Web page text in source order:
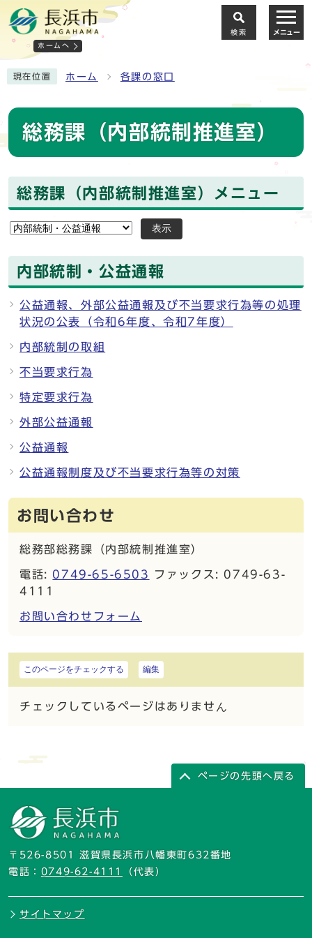
ホームへ
検索 メニュー
現在位置 ホーム 各課の窓口
総務課（内部統制推進室）
総務課（内部統制推進室）メニュー
表示
内部統制・公益通報
公益通報、外部公益通報及び不当要求行為等の処理
状況の公表（令和6年度、令和7年度）
内部統制の取組
不当要求行為
特定要求行為
外部公益通報
公益通報
公益通報制度及び不当要求行為等の対策
お問い合わせ
総務部総務課（内部統制推進室）
電話: 0749-65-6503
ファックス: 0749-63-
4111
お問い合わせフォーム
このページをチェックする 編集
チェックしているページはありません
ページの先頭へ戻る
〒526-8501 滋賀県長浜市八幡東町632番地
電話： 0749-62-4111 （代表）
サイトマップ